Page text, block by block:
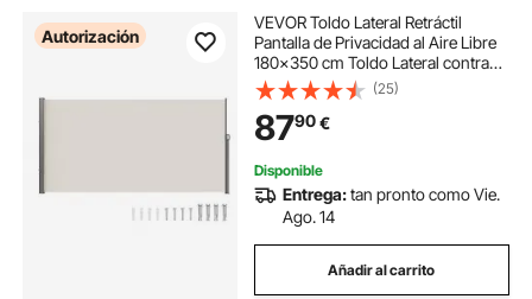
Autorización
VEVOR Toldo Lateral Retráctil
Pantalla de Privacidad al Aire Libre
180x350 cm Toldo Lateral contra
Viento Impermeable de Poliéster
Divisor de Habitación UV 30+ para
Patio, Jardín, Balcón, Beige
(25)
8790€
Disponible
Entrega:tan pronto como Vie.
Ago. 14
Añadir al carrito